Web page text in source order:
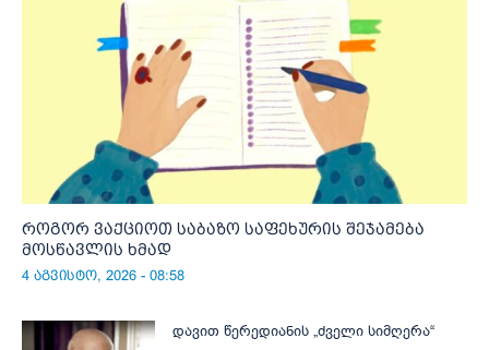
როგორ ვაქციოთ საბაზო საფეხურის შეჯამება
მოსწავლის ხმად
4 აგვისტო, 2026 - 08:58
დავით წერედიანის „ძველი სიმღერა“